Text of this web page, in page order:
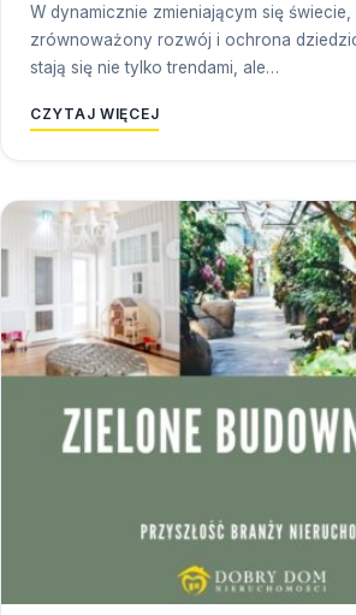
W dynamicznie zmieniającym się świecie,
zrównoważony rozwój i ochrona
stają się nie tylko trendami, ale…
CZYTAJ WIĘCEJ